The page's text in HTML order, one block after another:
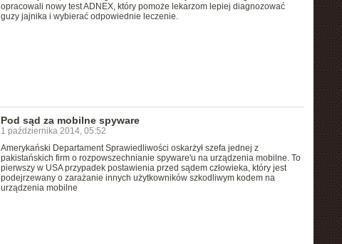
opracowali nowy test ADNEX, który pomoże lekarzom lepiej diagnozować
guzy jajnika i wybierać odpowiednie leczenie.
Pod sąd za mobilne spyware
1 października 2014, 05:52
Amerykański Departament Sprawiedliwości oskarżył szefa jednej z
pakistańskich firm o rozpowszechnianie spyware'u na urządzenia mobilne. To
pierwszy w USA przypadek postawienia przed sądem człowieka, który jest
podejrzewany o zarażanie innych użytkowników szkodliwym kodem na
urządzenia mobilne